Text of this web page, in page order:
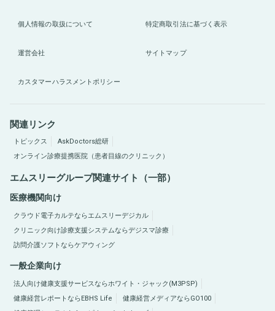
個人情報の取扱について 特定商取引法に基づく表示
運営会社 サイトマップ
カスタマーハラスメントポリシー
関連リンク
トピックス
AskDoctors総研
オンライン診療提携医院（患者目線のクリニック）
エムスリーグループ関連サイト（一部）
医療機関向け
クラウド電子カルテならエムスリーデジカル
クリニック向け診療支援システムならデジスマ診療
訪問介護ソフトならケアウィング
一般企業向け
法人向け健康支援サービスならホワイト・ジャック(M3PSP)
健康経営レポートならEBHS Life
健康経営メディアならGO100